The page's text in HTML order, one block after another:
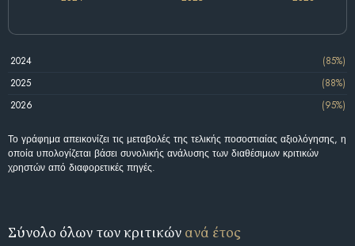
2024
(85%)
2025
(88%)
2026
(95%)
Το γράφημα απεικονίζει τις μεταβολές της τελικής ποσοστιαίας αξιολόγησης, η
οποία υπολογίζεται βάσει συνολικής ανάλυσης των διαθέσιμων κριτικών
χρηστών από διαφορετικές πηγές.
Σύνολο όλων των κριτικών ανά έτος